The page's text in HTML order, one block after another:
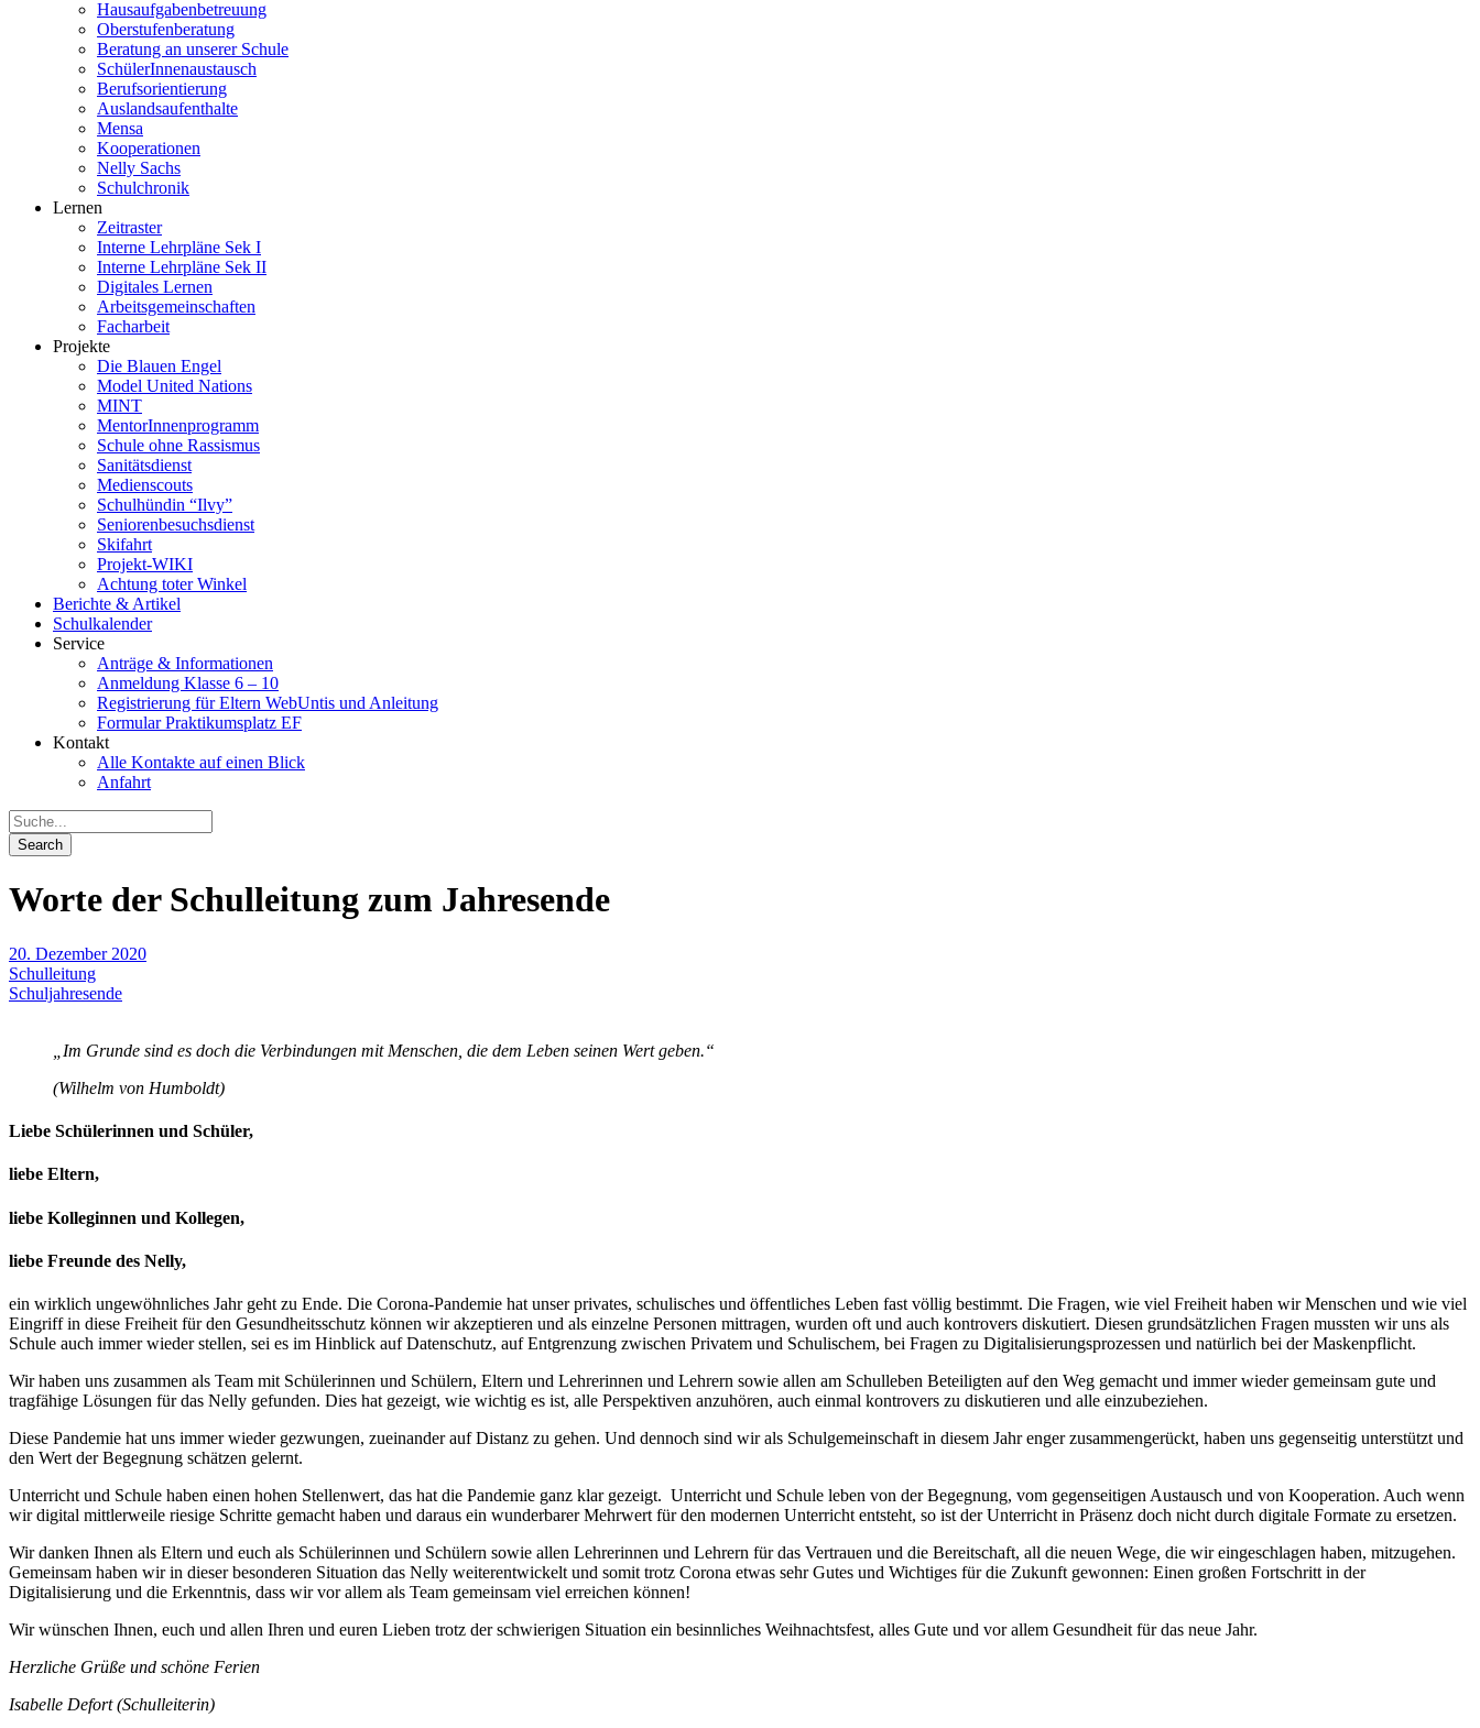
Hausaufgabenbetreuung
Oberstufenberatung
Beratung an unserer Schule
SchülerInnenaustausch
Berufsorientierung
Auslandsaufenthalte
Mensa
Kooperationen
Nelly Sachs
Schulchronik
Lernen
Zeitraster
Interne Lehrpläne Sek I
Interne Lehrpläne Sek II
Digitales Lernen
Arbeitsgemeinschaften
Facharbeit
Projekte
Die Blauen Engel
Model United Nations
MINT
MentorInnenprogramm
Schule ohne Rassismus
Sanitätsdienst
Medienscouts
Schulhündin “Ilvy”
Seniorenbesuchsdienst
Skifahrt
Projekt-WIKI
Achtung toter Winkel
Berichte & Artikel
Schulkalender
Service
Anträge & Informationen
Anmeldung Klasse 6 – 10
Registrierung für Eltern WebUntis und Anleitung
Formular Praktikumsplatz EF
Kontakt
Alle Kontakte auf einen Blick
Anfahrt
Worte der Schulleitung zum Jahresende
20. Dezember 2020
Schulleitung
Schuljahresende
„Im Grunde sind es doch die Verbindungen mit Menschen, die dem Leben seinen Wert geben.“
(Wilhelm von Humboldt)
Liebe Schülerinnen und Schüler,
liebe Eltern,
liebe Kolleginnen und Kollegen,
liebe Freunde des Nelly,
ein wirklich ungewöhnliches Jahr geht zu Ende. Die Corona-Pandemie hat unser privates, schulisches und öffentliches Leben fast völlig bestimmt. Die Fragen, wie viel Freiheit haben wir Menschen und wie viel
Eingriff in diese Freiheit für den Gesundheitsschutz können wir akzeptieren und als einzelne Personen mittragen, wurden oft und auch kontrovers diskutiert. Diesen grundsätzlichen Fragen mussten wir uns als
Schule auch immer wieder stellen, sei es im Hinblick auf Datenschutz, auf Entgrenzung zwischen Privatem und Schulischem, bei Fragen zu Digitalisierungsprozessen und natürlich bei der Maskenpflicht.
Wir haben uns zusammen als Team mit Schülerinnen und Schülern, Eltern und Lehrerinnen und Lehrern sowie allen am Schulleben Beteiligten auf den Weg gemacht und immer wieder gemeinsam gute und
tragfähige Lösungen für das Nelly gefunden. Dies hat gezeigt, wie wichtig es ist, alle Perspektiven anzuhören, auch einmal kontrovers zu diskutieren und alle einzubeziehen.
Diese Pandemie hat uns immer wieder gezwungen, zueinander auf Distanz zu gehen. Und dennoch sind wir als Schulgemeinschaft in diesem Jahr enger zusammengerückt, haben uns gegenseitig unterstützt und
den Wert der Begegnung schätzen gelernt.
Unterricht und Schule haben einen hohen Stellenwert, das hat die Pandemie ganz klar gezeigt. Unterricht und Schule leben von der Begegnung, vom gegenseitigen Austausch und von Kooperation. Auch wenn
wir digital mittlerweile riesige Schritte gemacht haben und daraus ein wunderbarer Mehrwert für den modernen Unterricht entsteht, so ist der Unterricht in Präsenz doch nicht durch digitale Formate zu ersetzen.
Wir danken Ihnen als Eltern und euch als Schülerinnen und Schülern sowie allen Lehrerinnen und Lehrern für das Vertrauen und die Bereitschaft, all die neuen Wege, die wir eingeschlagen haben, mitzugehen.
Gemeinsam haben wir in dieser besonderen Situation das Nelly weiterentwickelt und somit trotz Corona etwas sehr Gutes und Wichtiges für die Zukunft gewonnen: Einen großen Fortschritt in der
Digitalisierung und die Erkenntnis, dass wir vor allem als Team gemeinsam viel erreichen können!
Wir wünschen Ihnen, euch und allen Ihren und euren Lieben trotz der schwierigen Situation ein besinnliches Weihnachtsfest, alles Gute und vor allem Gesundheit für das neue Jahr.
Herzliche Grüße und schöne Ferien
Isabelle Defort (Schulleiterin)